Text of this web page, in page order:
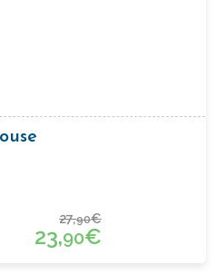
27,90€
23,90€